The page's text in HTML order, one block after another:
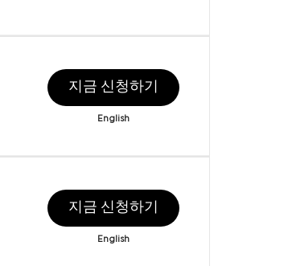
지금 신청하기
English
지금 신청하기
English